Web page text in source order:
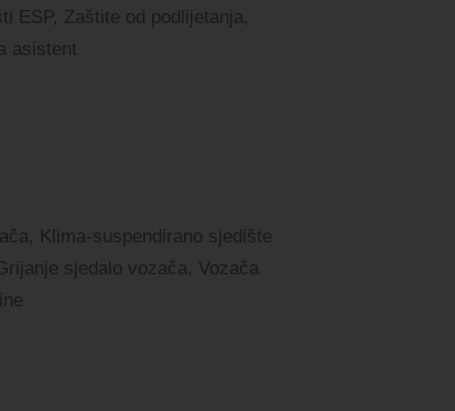
ESP, Zaštite od podlijetanja,
asistent
Klima-suspendirano sjedište
sjedalo vozača, Vozača